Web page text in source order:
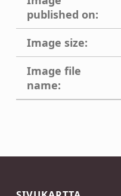
published on:
Image size:
Image file
name: